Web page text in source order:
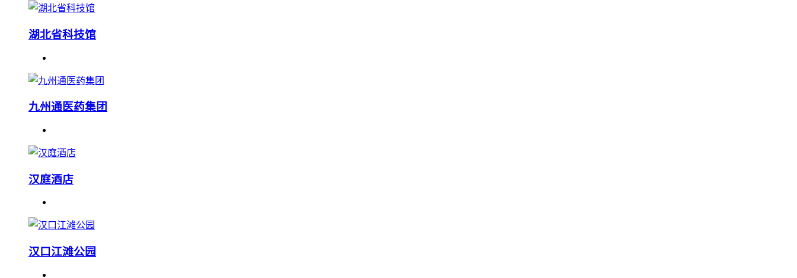
湖北省科技馆
九州通医药集团
汉庭酒店
汉口江滩公园